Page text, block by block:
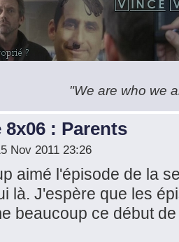
"We are who we
: Parents
Nov 2011 23:26
aimé l'épisode de la
là. J'espère que les
beaucoup ce début